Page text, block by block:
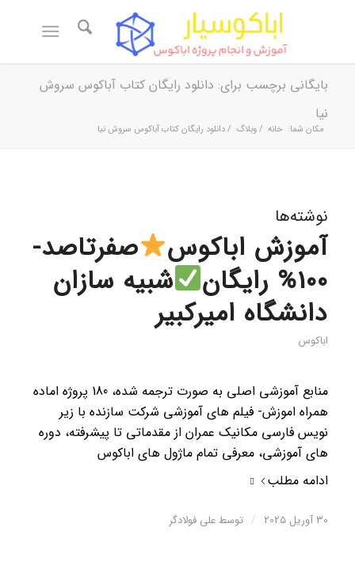
بایگانی برچسب برای: دانلود رایگان کتاب آباکوس سروش
نیا
مکان شما: خانه / وبلاگ / دانلود رایگان کتاب آباکوس سروش نیا
نوشته‌ها
آموزش اباکوس
صفرتاصد-
100% رایگان
شبیه سازان
دانشگاه امیرکبیر
اباکوس
منابع آموزشی اصلی به صورت ترجمه شده، 180 پروژه اماده
همراه اموزش- فیلم های آموزشی شرکت سازنده با زیر
نویس فارسی مکانیک عمران از مقدماتی تا پیشرفته، دوره
های آموزشی، معرفی تمام ماژول های اباکوس
ادامه مطلب
30 آوریل 2025 / توسطعلی فولادگر